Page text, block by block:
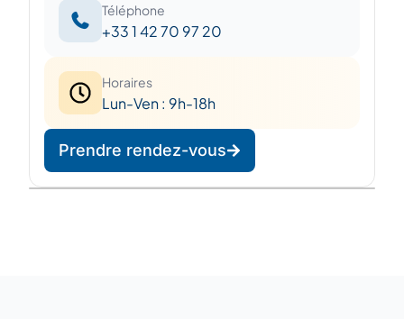
Téléphone
+33 1 42 70 97 20
Horaires
Lun-Ven : 9h-18h
Prendre rendez-vous